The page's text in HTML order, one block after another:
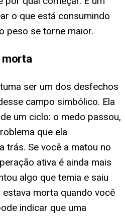
o que está consumindo
peso se torne maior.
morta
ser um dos desfechos
campo simbólico. Ela
um ciclo: o medo passou,
que ela
trás. Se você a matou no
ativa é ainda mais
algo que temia e saiu
morta quando você
indicar que uma